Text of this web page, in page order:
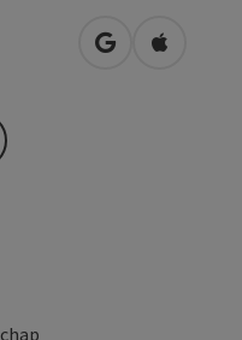
Openen inOpenen